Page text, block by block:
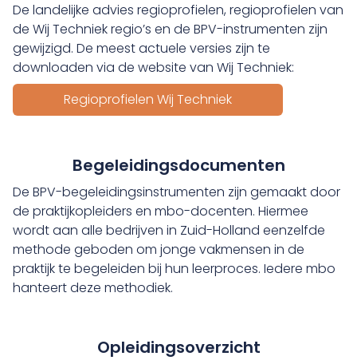
De landelijke advies regioprofielen, regioprofielen van
de Wij Techniek regio’s en de BPV-instrumenten zijn
gewijzigd. De meest actuele versies zijn te
downloaden via de website van Wij Techniek:
Regioprofielen Wij Techniek
Begeleidingsdocumenten
De BPV-begeleidingsinstrumenten zijn gemaakt door
de praktijkopleiders en mbo-docenten. Hiermee
wordt aan alle bedrijven in Zuid-Holland eenzelfde
methode geboden om jonge vakmensen in de
praktijk te begeleiden bij hun leerproces. Iedere mbo
hanteert deze methodiek.
Opleidingsoverzicht